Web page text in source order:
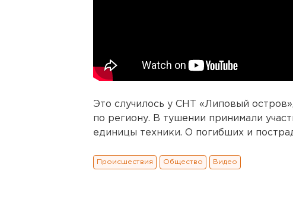
Это случилось у СНТ «Липовый
по региону. В тушении принимали
единицы техники. О погибших и
Происшествия Общество Видео